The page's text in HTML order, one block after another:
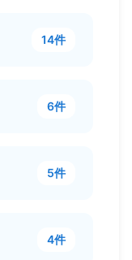
14件
6件
5件
4件